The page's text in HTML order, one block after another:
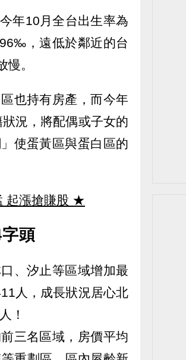
年10月全台出生率為
，遠低於鄰近的台
。
也持有房產，而今年
況，將配偶或子女的
使蛋黃區與蛋白區的
起漲搶賺股 ★
頭
、汐止等區域增加最
人，成長狀況居心北
！
三名區域，房價平均